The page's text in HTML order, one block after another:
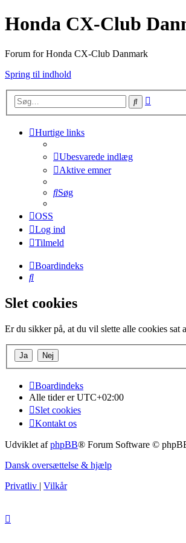
Honda CX-Club
Forum for Honda CX-Club Danmark
Spring til indhold
Søg
Hurtige links
Ubesvarede indlæg
Aktive emner
Søg
OSS
Log ind
Tilmeld
Boardindeks
Søg
Slet cookies
Er du sikker på, at du vil slette alle cookies sat
Boardindeks
Alle tider erUTC+02:00
Slet cookies
Kontakt os
Udviklet afphpBB® Forum Software ©
Dansk oversættelse & hjælp
Privatliv | Vilkår